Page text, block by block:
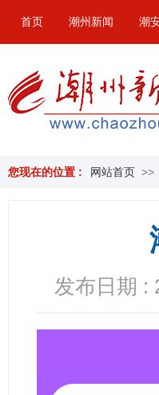
首页 潮州新闻 潮
您现在的位置 : 网站首页 >>
发布日期 :